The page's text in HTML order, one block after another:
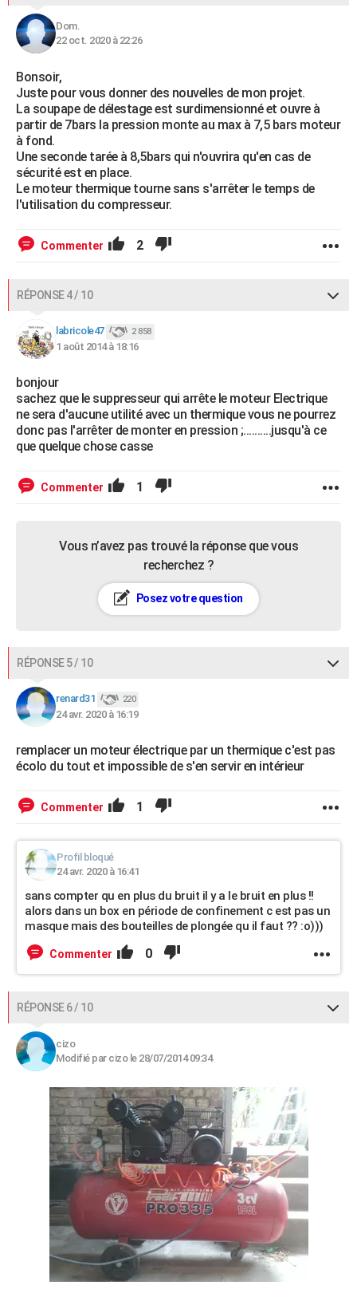
Dom.
22 oct. 2020 à 22:26
Bonsoir,
Juste pour vous donner des nouvelles de mon projet.
La soupape de délestage est surdimensionné et ouvre à
partir de 7bars la pression monte au max à 7,5 bars moteur
à fond.
Une seconde tarée à 8,5bars qui n'ouvrira qu'en cas de
sécurité est en place.
Le moteur thermique tourne sans s'arrêter le temps de
l'utilisation du compresseur.
Commenter 2
RÉPONSE 4 / 10
labricole47 2 858
1 août 2014 à 18:16
bonjour
sachez que le suppresseur qui arrête le moteur Electrique
ne sera d'aucune utilité avec un thermique vous ne pourrez
donc pas l'arrêter de monter en pression ;..........jusqu'à ce
que quelque chose casse
Commenter 1
Vous n’avez pas trouvé la réponse que vous
recherchez ?
Posez votre question
RÉPONSE 5 / 10
renard31 220
24 avr. 2020 à 16:19
remplacer un moteur électrique par un thermique c'est pas
écolo du tout et impossible de s'en servir en intérieur
Commenter 1
Profil bloqué
24 avr. 2020 à 16:41
sans compter qu en plus du bruit il y a le bruit en plus !!
alors dans un box en période de confinement c est pas un
masque mais des bouteilles de plongée qu il faut ?? :o)))
Commenter 0
RÉPONSE 6 / 10
cizo
Modifié par cizo le 28/07/2014 09:34